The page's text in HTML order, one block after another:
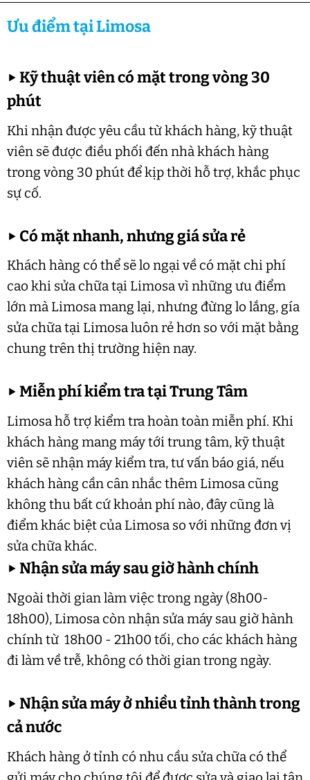
Ưu điểm tại Limosa
▶Kỹ thuật viên có mặt trong vòng 30
phút
Khi nhận được yêu cầu từ khách hàng, kỹ thuật
viên sẽ được điều phối đến nhà khách hàng
trong vòng 30 phút để kịp thời hỗ trợ, khắc phục
sự cố.
▶ Có mặt nhanh, nhưng giá sửa rẻ
Khách hàng có thể sẽ lo ngại về có mặt chi phí
cao khi sửa chữa tại Limosa vì những ưu điểm
lớn mà Limosa mang lại, nhưng đừng lo lắng, gía
sửa chữa tại Limosa luôn rẻ hơn so với mặt bằng
chung trên thị trường hiện nay.
▶Miễn phí kiểm tra tại Trung Tâm
Limosa hỗ trợ kiểm tra hoàn toàn miễn phí. Khi
khách hàng mang máy tới trung tâm, kỹ thuật
viên sẽ nhận máy kiểm tra, tư vấn báo giá, nếu
khách hàng cần cân nhắc thêm Limosa cũng
không thu bất cứ khoản phí nào, đây cũng là
điểm khác biệt của Limosa so với những đơn vị
sửa chữa khác.
▶Nhận sửa máy sau giờ hành chính
Ngoài thời gian làm việc trong ngày (8h00-
18h00), Limosa còn nhận sửa máy sau giờ hành
chính từ 18h00 - 21h00 tối, cho các khách hàng
đi làm về trễ, không có thời gian trong ngày.
▶Nhận sửa máy ở nhiều tỉnh thành trong
cả nước
Khách hàng ở tỉnh có nhu cầu sửa chữa có thể